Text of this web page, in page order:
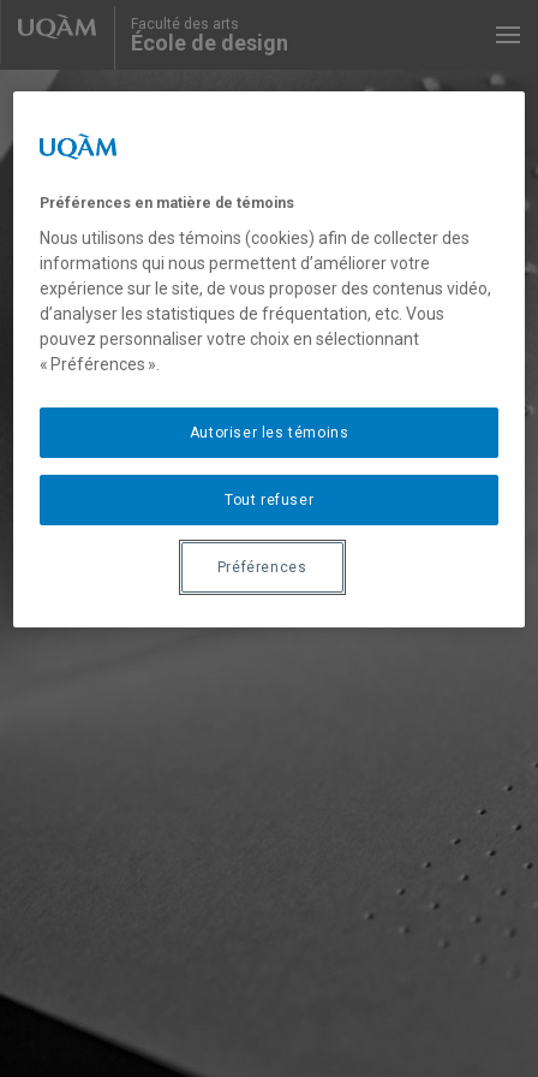
Faculté des arts
École de design
Recherche
Préférences en matière de témoins
Nous utilisons des témoins (cookies) afin de collecter des
informations qui nous permettent d’améliorer votre
expérience sur le site, de vous proposer des contenus vidéo,
d’analyser les statistiques de fréquentation, etc. Vous
pouvez personnaliser votre choix en sélectionnant
« Préférences ».
Tout refuser
Autoriser les témoins
Préférences